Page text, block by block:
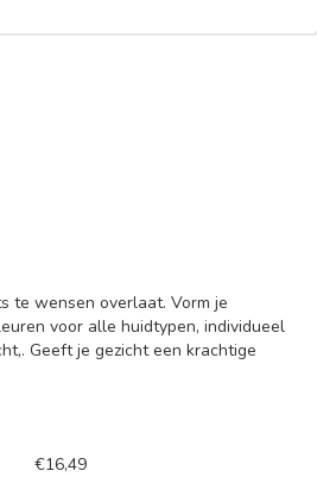
te wensen overlaat. Vorm je
voor alle huidtypen, individueel
Geeft je gezicht een krachtige
€16,49